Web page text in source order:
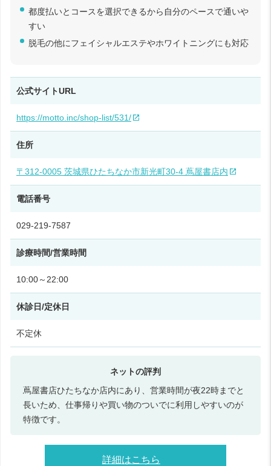
都度払いとコースを選択できるから自分のペースで通いや
すい
脱毛の他にフェイシャルエステやホワイトニングにも対応
公式サイトURL
https://motto.inc/shop-list/531/
住所
〒312-0005 茨城県ひたちなか市新光町30-4 蔦屋書店内
電話番号
029-219-7587
診療時間/営業時間
10:00～22:00
休診日/定休日
不定休
蔦屋書店ひたちなか店内にあり、営業時間が夜22時までと
長いため、仕事帰りや買い物のついでに利用しやすいのが
特徴です。
詳細はこちら